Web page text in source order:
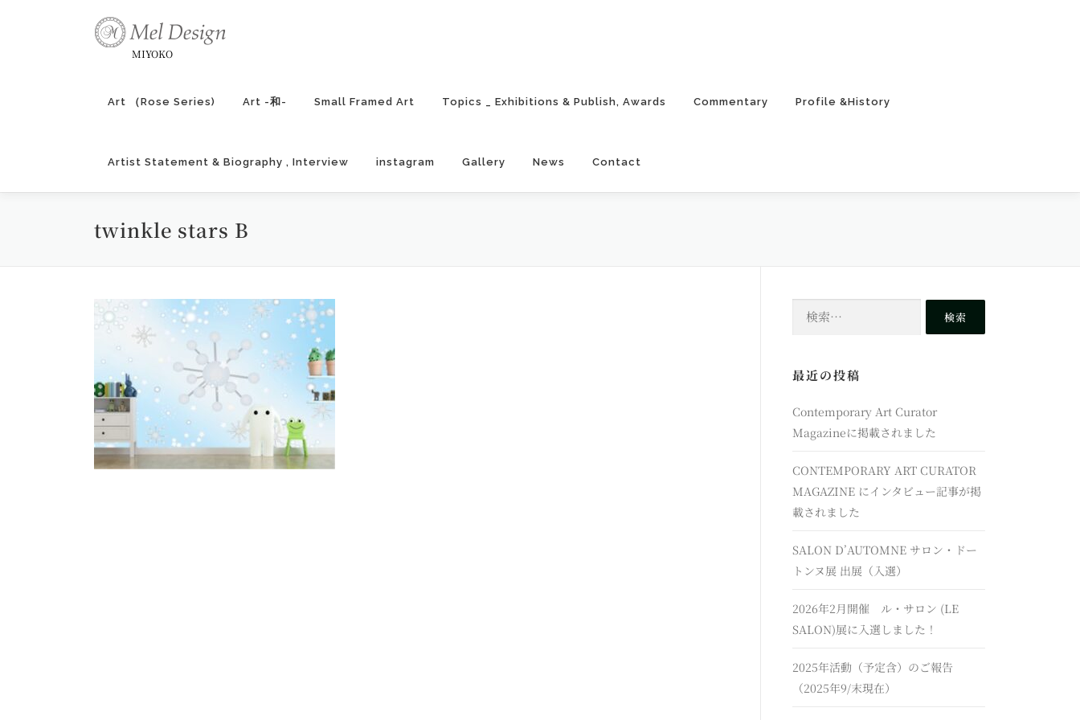
プ
MIYOKO
Art （Rose Series) Art -和- Small Framed Art Topics _ Exhibitions & Publish, Awards Commentary Profile &History
Artist Statement & Biography , Interview instagram Gallery News Contact
twinkle stars B
最近の投稿
Contemporary Art Curator
Magazineに掲載されました
CONTEMPORARY ART CURATOR
MAGAZINE にインタビュー記事が掲
載されました
SALON D’AUTOMNE サロン・ドー
トンヌ展 出展（入選）
2026年2月開催 ル・サロン (LE
SALON)展に入選しました！
2025年活動（予定含）のご報告
（2025年9/末現在）